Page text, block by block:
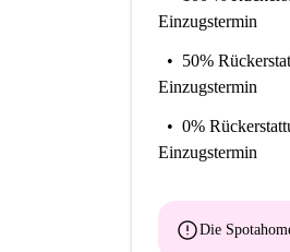
Einzugstermin
50%
Einzugstermin
0%
Einzugstermin
errorDie